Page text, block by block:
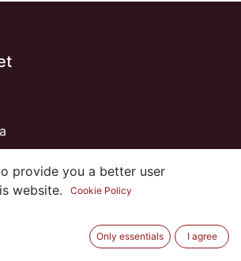
de Antigos Alunos do Piaget
provide you a better user
website.
Cookie Policy
Only essentials I agree